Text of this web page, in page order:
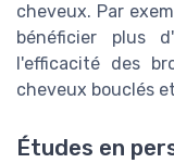
cheveux. Par
bénéficier plus
l'efficacité des
cheveux bouclés
Études en